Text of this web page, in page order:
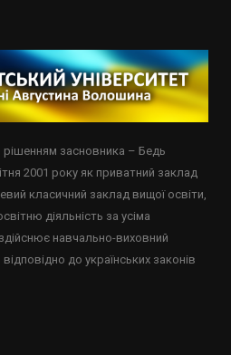
рішенням засновника – Бедь
2001 року як приватний заклад
класичний заклад вищої освіти,
діяльність за усіма
навчально-виховний
до українських законів